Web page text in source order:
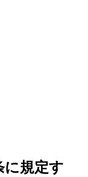
に規定す